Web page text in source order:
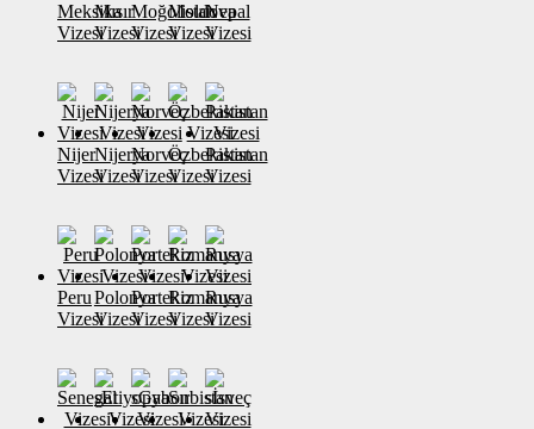
Meksika
Vizesi
Mısır
Vizesi
Moğolistan
Vizesi
Moldova
Vizesi
Nepal
Vizesi
Nijer
Vizesi
Nijerya
Vizesi
Norveç
Vizesi
Özbekistan
Vizesi
Pakistan
Vizesi
Peru
Vizesi
Polonya
Vizesi
Portekiz
Vizesi
Romanya
Vizesi
Rusya
Vizesi